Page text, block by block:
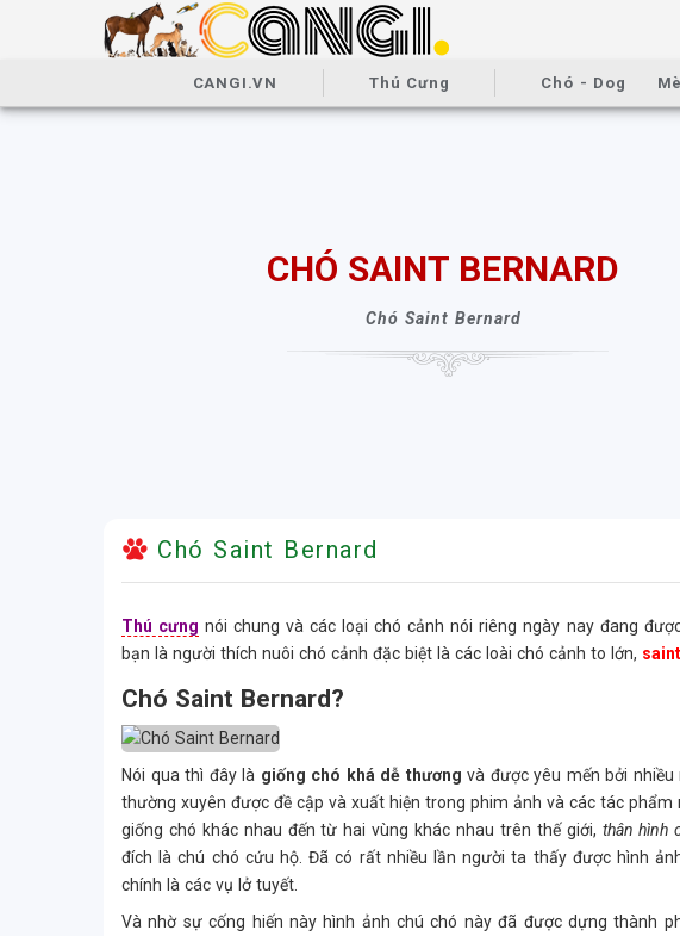
CANGI.VN Thú Cưng Chó - Dog
CHÓ SAINT BERNARD
Chó Saint Bernard
Chó Saint Bernard
Thú cưng nói chung và các loại chó cảnh nói riêng ngày nay đang
bạn là người thích nuôi chó cảnh đặc biệt là các loài chó cảnh to lớn,
Chó Saint Bernard?
Nói qua thì đây là giống chó khá dễ thương và được yêu mến bởi
thường xuyên được đề cập và xuất hiện trong phim ảnh và các tác
giống chó khác nhau đến từ hai vùng khác nhau trên thế giới, thân hình
đích là chú chó cứu hộ. Đã có rất nhiều lần người ta thấy được hình
chính là các vụ lở tuyết.
Và nhờ sự cống hiến này hình ảnh chú chó này đã được dựng thành